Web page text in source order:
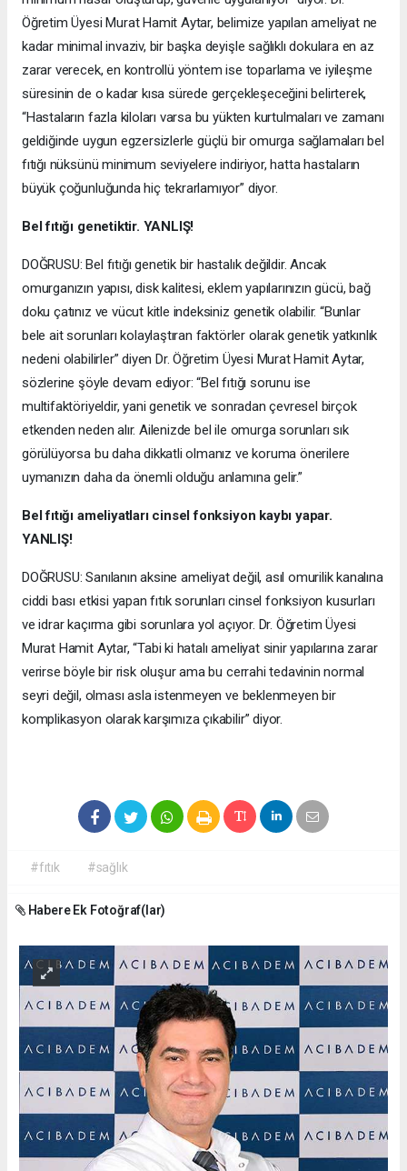
Öğretim Üyesi Murat Hamit Aytar, belimize yapılan ameliyat ne
kadar minimal invaziv, bir başka deyişle sağlıklı dokulara en az
zarar verecek, en kontrollü yöntem ise toparlama ve iyileşme
süresinin de o kadar kısa sürede gerçekleşeceğini belirterek,
“Hastaların fazla kiloları varsa bu yükten kurtulmaları ve zamanı
geldiğinde uygun egzersizlerle güçlü bir omurga sağlamaları bel
fıtığı nüksünü minimum seviyelere indiriyor, hatta hastaların
büyük çoğunluğunda hiç tekrarlamıyor” diyor.
Bel fıtığı genetiktir. YANLIŞ!
DOĞRUSU: Bel fıtığı genetik bir hastalık değildir. Ancak
omurganızın yapısı, disk kalitesi, eklem yapılarınızın gücü, bağ
doku çatınız ve vücut kitle indeksiniz genetik olabilir. “Bunlar
bele ait sorunları kolaylaştıran faktörler olarak genetik yatkınlık
nedeni olabilirler” diyen Dr. Öğretim Üyesi Murat Hamit Aytar,
sözlerine şöyle devam ediyor: “Bel fıtığı sorunu ise
multifaktöriyeldir, yani genetik ve sonradan çevresel birçok
etkenden neden alır. Ailenizde bel ile omurga sorunları sık
görülüyorsa bu daha dikkatli olmanız ve koruma önerilere
uymanızın daha da önemli olduğu anlamına gelir.”
Bel fıtığı ameliyatları cinsel fonksiyon kaybı yapar.
YANLIŞ!
DOĞRUSU: Sanılanın aksine ameliyat değil, asıl omurilik kanalına
ciddi bası etkisi yapan fıtık sorunları cinsel fonksiyon kusurları
ve idrar kaçırma gibi sorunlara yol açıyor. Dr. Öğretim Üyesi
Murat Hamit Aytar, “Tabi ki hatalı ameliyat sinir yapılarına zarar
verirse böyle bir risk oluşur ama bu cerrahi tedavinin normal
seyri değil, olması asla istenmeyen ve beklenmeyen bir
komplikasyon olarak karşımıza çıkabilir” diyor.
#fıtık #sağlık
Habere Ek Fotoğraf(lar)